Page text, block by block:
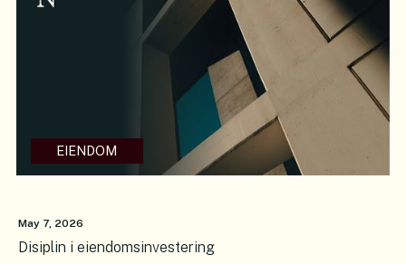
EIENDOM
May 7, 2026
Disiplin i eiendomsinvestering